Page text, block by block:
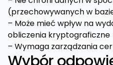
(przechowywanych w
– Może mieć wpływ na
obliczenia kryptograficzne
– Wymaga zarządzania